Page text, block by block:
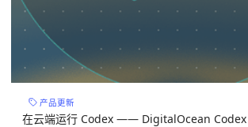
产品更新
在云端运行 Codex —— DigitalOcean Codex